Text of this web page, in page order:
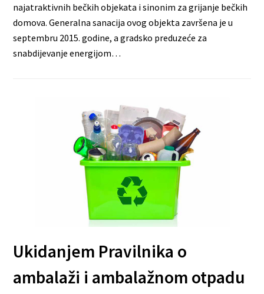
najatraktivnih bečkih objekata i sinonim za grijanje bečkih
domova. Generalna sanacija ovog objekta završena je u
septembru 2015. godine, a gradsko preduzeće za
snabdijevanje energijom…
Ukidanjem Pravilnika o
ambalaži i ambalažnom otpadu